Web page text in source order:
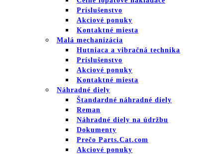
Príslušenstvo
Akciové ponuky
Kontaktné miesta
Malá mechanizácia
Hutniaca a vibračná technika
Príslušenstvo
Akciové ponuky
Kontaktné miesta
Náhradné diely
Štandardné náhradné diely
Reman
Náhradné diely na údržbu
Dokumenty
Prečo Parts.Cat.com
Akciové ponuky